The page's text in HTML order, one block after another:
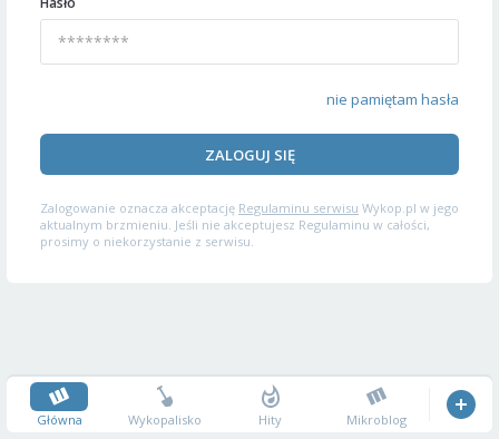
nie pamiętam hasła
ZALOGUJ SIĘ
Zalogowanie oznacza akceptację Regulaminu serwisu Wykop.pl w jego
aktualnym brzmieniu. Jeśli nie akceptujesz Regulaminu w całości,
prosimy o niekorzystanie z serwisu.
Główna Wykopalisko Hity Mikroblog